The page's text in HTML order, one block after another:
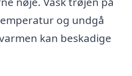
og undgå
kan beskadige